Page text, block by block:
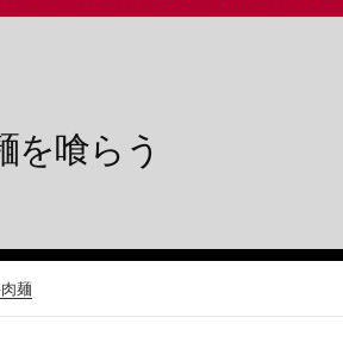
台北郊外の牛肉麺
を喰らう
麺